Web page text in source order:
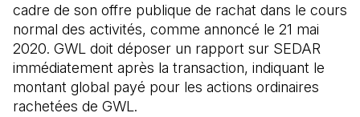
cadre de son offre publique de rachat dans le cours
normal des activités, comme annoncé le 21 mai
2020. GWL doit déposer un rapport sur SEDAR
immédiatement après la transaction, indiquant le
montant global payé pour les actions ordinaires
rachetées de GWL.